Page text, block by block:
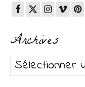
Archives
Archives